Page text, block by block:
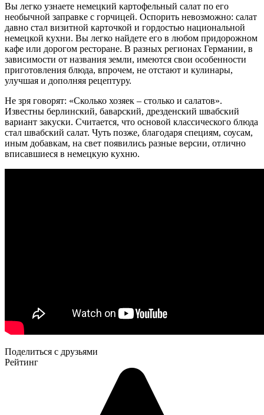
Вы легко узнаете немецкий картофельный салат по его
необычной заправке с горчицей. Оспорить невозможно: салат
давно стал визитной карточкой и гордостью национальной
немецкой кухни. Вы легко найдете его в любом придорожном
кафе или дорогом ресторане. В разных регионах Германии, в
зависимости от названия земли, имеются свои особенности
приготовления блюда, впрочем, не отстают и кулинары,
улучшая и дополняя рецептуру.
Не зря говорят: «Сколько хозяек – столько и салатов».
Известны берлинский, баварский, дрезденский швабский
вариант закуски. Считается, что основой классического блюда
стал швабский салат. Чуть позже, благодаря специям, соусам,
иным добавкам, на свет появились разные версии, отлично
вписавшиеся в немецкую кухню.
Поделиться с друзьями
Рейтинг